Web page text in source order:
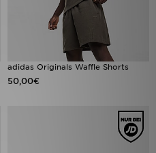
adidas Originals Waffle Shorts
50,00€